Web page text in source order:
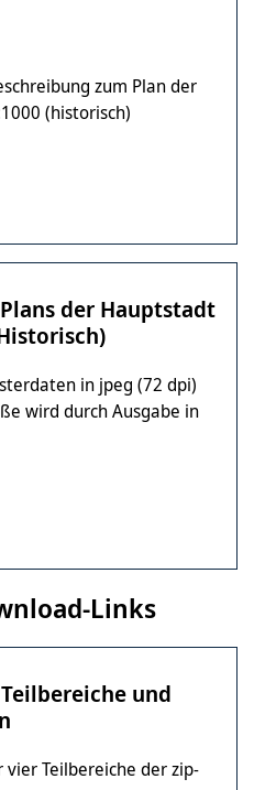
zum Plan der
(historisch)
der Hauptstadt
in jpeg (72 dpi)
wird durch Ausgabe in
Links
und
Teilbereiche der zip-